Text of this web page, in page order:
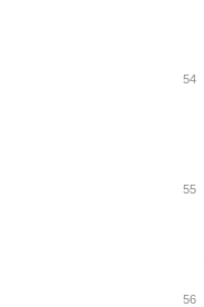
54
55
56